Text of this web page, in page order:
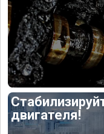
двигателя!